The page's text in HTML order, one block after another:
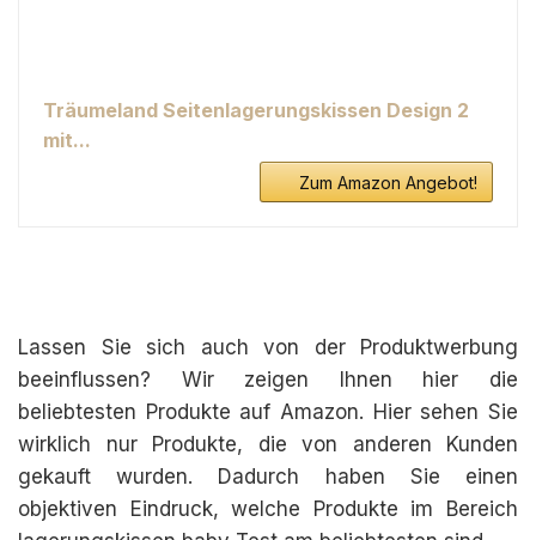
Träumeland Seitenlagerungskissen Design 2
mit...
Zum Amazon Angebot!
Lassen Sie sich auch von der Produktwerbung
beeinflussen? Wir zeigen Ihnen hier die
beliebtesten Produkte auf Amazon. Hier sehen Sie
wirklich nur Produkte, die von anderen Kunden
gekauft wurden. Dadurch haben Sie einen
objektiven Eindruck, welche Produkte im Bereich